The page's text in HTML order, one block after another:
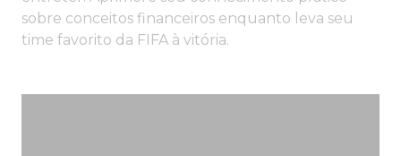
sobre conceitos financeiros enquanto leva seu
time favorito da FIFA à vitória.